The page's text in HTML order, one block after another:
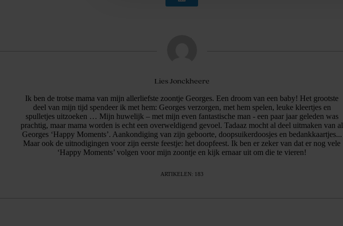
Lies Jonckheere
Ik ben de trotse mama van mijn allerliefste zoontje Georges. Een droom van een baby! Het grootste
deel van mijn tijd spendeer ik met hem: Georges verzorgen, met hem spelen, leuke kleertjes en
spulletjes uitzoeken … Mijn huwelijk – met mijn even fantastische man - een paar jaar geleden was
prachtig, maar mama worden is echt een overweldigend gevoel. Tadaaz mocht al deel uitmaken van al
Georges ‘Happy Moments’. Aankondiging van zijn geboorte, doopsuikerdoosjes en bedankkaartjes...
Maar ook de uitnodigingen voor zijn eerste feestje: het doopfeest. Ik ben er zeker van dat er nog vele
‘Happy Moments’ volgen voor mijn zoontje en kijk ernaar uit om die te vieren!
ARTIKELEN: 183